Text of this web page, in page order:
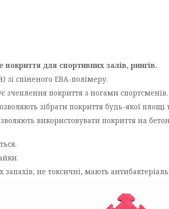
для спортивних залів, рингів.
зі спіненого ЕВА-полімеру.
зчеплення покриття з ногами спортсменів.
зібрати покриття будь-якої
використовувати покриття на
не токсичні, мають